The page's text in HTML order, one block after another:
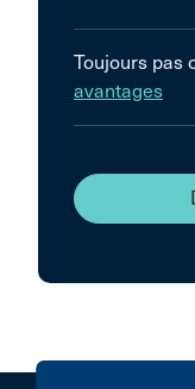
Toujours pas
avantages